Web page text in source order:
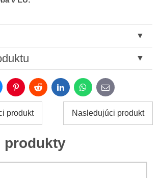
PinterestReddit LinkedInWhatsApp
E-
mail
produkt Nasledujúci produkt
produkty